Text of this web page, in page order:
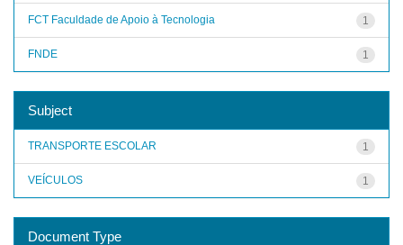
1
FCT Faculdade de Apoio à Tecnologia
1
FNDE
Subject
1
TRANSPORTE ESCOLAR
1
VEÍCULOS
Document Type